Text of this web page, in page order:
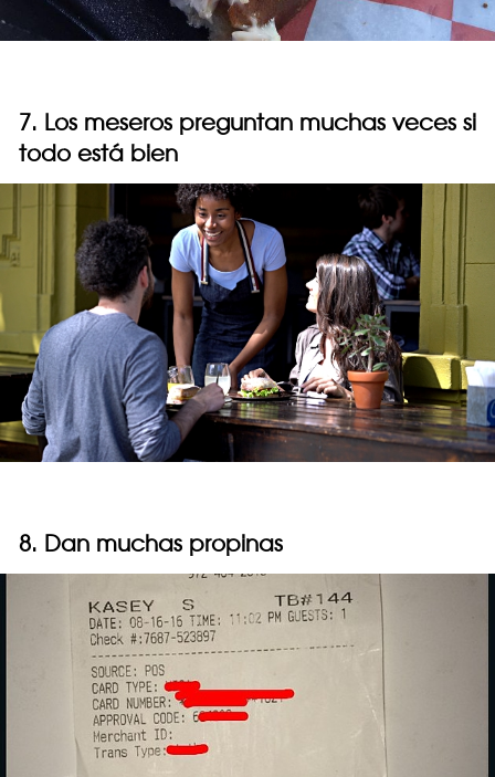
7. Los meseros preguntan muchas veces si
todo está bien
8. Dan muchas propinas